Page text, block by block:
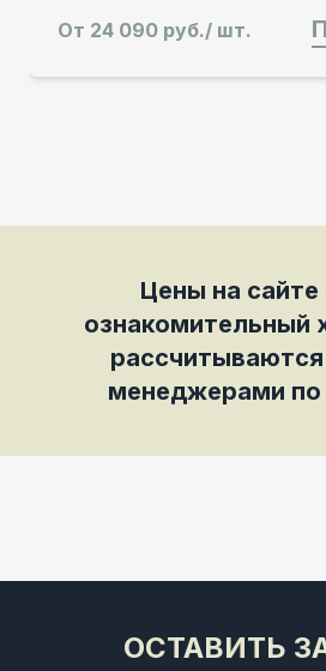
От 24 090 руб./ шт.
Цены на сайте
ознакомительный
менеджерами по
ОСТАВИТЬ